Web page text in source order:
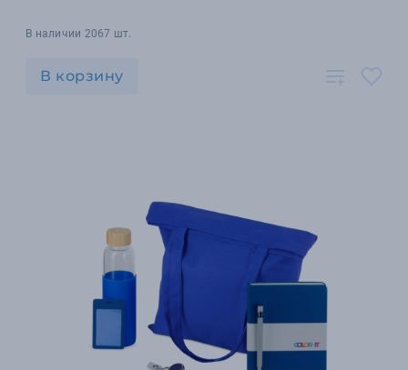
В наличии 2067 шт.
В корзину